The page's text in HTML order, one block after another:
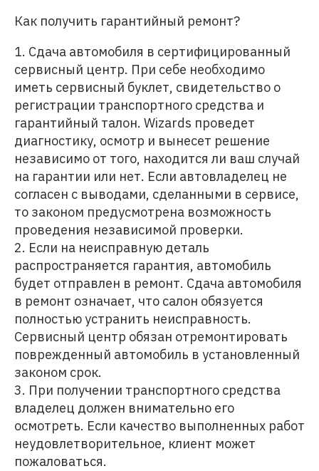
Как получить гарантийный ремонт?
1. Сдача автомобиля в сертифицированный
сервисный центр. При себе необходимо
иметь сервисный буклет, свидетельство о
регистрации транспортного средства и
гарантийный талон. Wizards проведет
диагностику, осмотр и вынесет решение
независимо от того, находится ли ваш случай
на гарантии или нет. Если автовладелец не
согласен с выводами, сделанными в сервисе,
то законом предусмотрена возможность
проведения независимой проверки.
2. Если на неисправную деталь
распространяется гарантия, автомобиль
будет отправлен в ремонт. Сдача автомобиля
в ремонт означает, что салон обязуется
полностью устранить неисправность.
Сервисный центр обязан отремонтировать
поврежденный автомобиль в установленный
законом срок.
3. При получении транспортного средства
владелец должен внимательно его
осмотреть. Если качество выполненных работ
неудовлетворительное, клиент может
пожаловаться.